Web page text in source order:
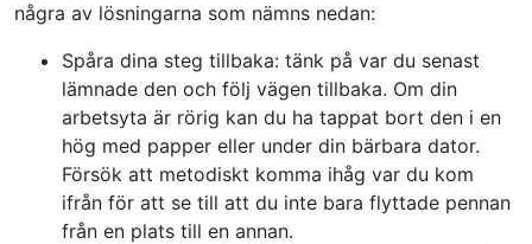
några av lösningarna som nämns nedan:
Spåra dina steg tillbaka: tänk på var du senast
lämnade den och följ vägen tillbaka. Om din
arbetsyta är rörig kan du ha tappat bort den i en
hög med papper eller under din bärbara dator.
Försök att metodiskt komma ihåg var du kom
ifrån för att se till att du inte bara flyttade pennan
från en plats till en annan.